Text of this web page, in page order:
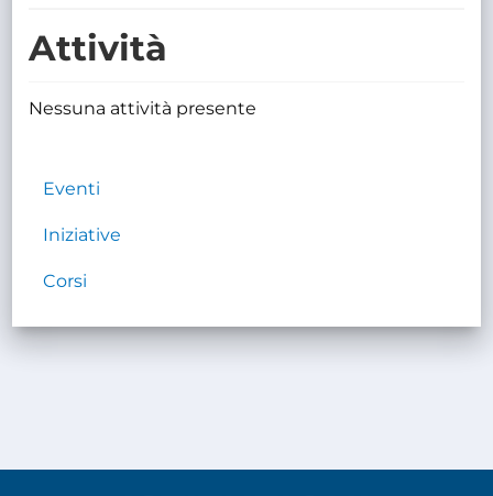
Attività
Nessuna attività presente
Eventi
Iniziative
Corsi